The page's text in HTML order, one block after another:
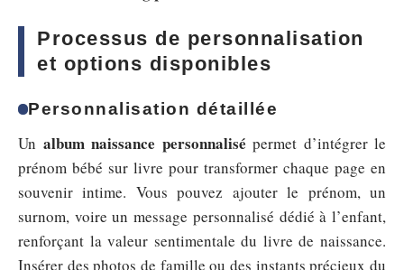
Processus de personnalisation
et options disponibles
Personnalisation détaillée
Un album naissance personnalisé permet d’intégrer le
prénom bébé sur livre pour transformer chaque page en
souvenir intime. Vous pouvez ajouter le prénom, un
surnom, voire un message personnalisé dédié à l’enfant,
renforçant la valeur sentimentale du livre de naissance.
Insérer des photos de famille ou des instants précieux du